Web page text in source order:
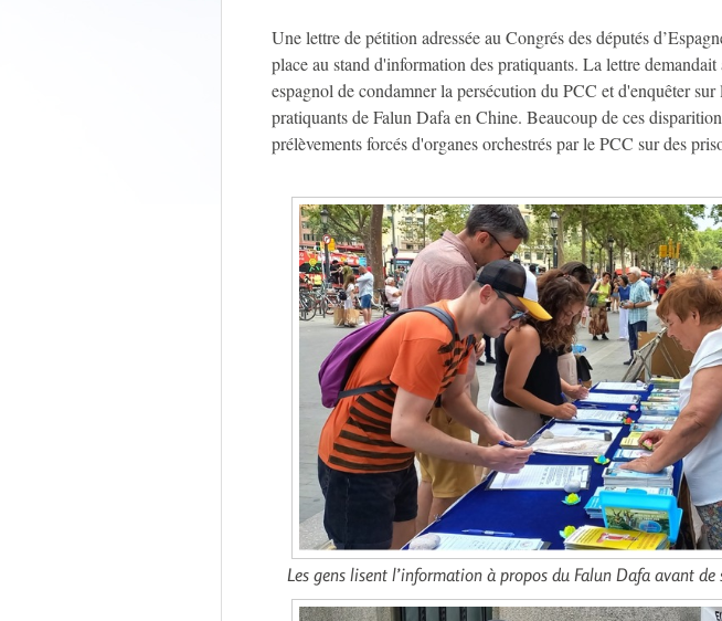
Une lettre de pétition adressée au Congrés des députés
place au stand d'information des pratiquants. La lettre demandait
espagnol de condamner la persécution du PCC et d'enquêter
pratiquants de Falun Dafa en Chine. Beaucoup de ces
prélèvements forcés d'organes orchestrés par le PCC sur des
Les gens lisent l’information à propos du Falun Dafa avant